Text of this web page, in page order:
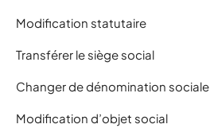
Modification statutaire
Transférer le siège social
Changer de dénomination sociale
Modification d’objet social